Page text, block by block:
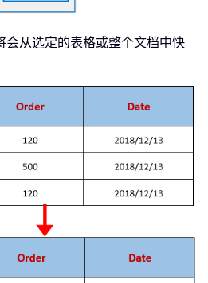
会从选定的表格或整个文档中快